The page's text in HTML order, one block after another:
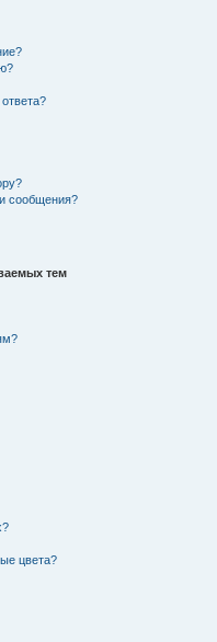
сообщения?
тем
цвета?